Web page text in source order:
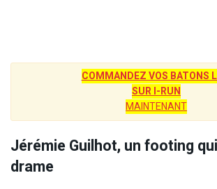
COMMANDEZ VOS BATONS
SUR I-RUN
MAINTENANT
Jérémie Guilhot, un footing
drame